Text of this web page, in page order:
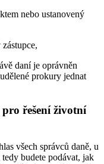
nebo ustanovený
daní je oprávněn
prokury jednat
řešení životní
všech správců daně, u
budete podávat, jak